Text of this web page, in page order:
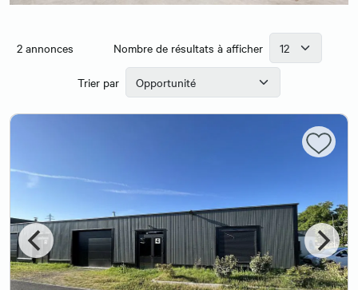
2annonces Nombre de résultats à afficher
Trier par